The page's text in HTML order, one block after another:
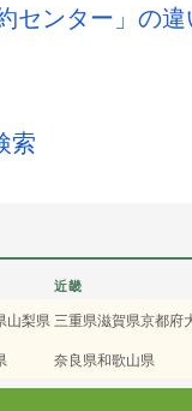
センター」の違
索
山梨県
近畿
三重県滋賀県京都府
奈良県和歌山県